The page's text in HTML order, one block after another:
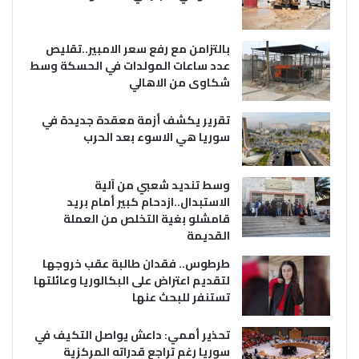
بالتزامن مع رفع سعر الامبير..تقليص
عدد ساعات المولدات في الحسكة وسط
شكاوى من الاهالي
تقرير يكشف أزمة معقدة جديدة في
سوريا هي الاسوء بعد الحرب
وسط تنديد شعبي من آلية
الاستبدال..ازدحام كبير أمام بريد
قامشلو بغية التخلص من العملة
القديمة
طرطوس.. فقدان طالبة عقب خروجها
لتقديم اعتراض على البكالوريا وعائلتها
تستنفر للبحث عنها
تحذير أممي: داعش يواصل التكيف في
سوريا رغم تراجع قدراته المركزية